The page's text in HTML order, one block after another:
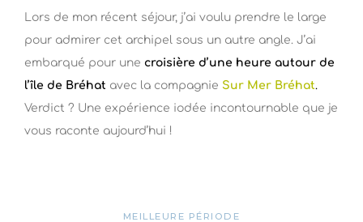
Lors de mon récent séjour, j’ai voulu prendre le large
pour admirer cet archipel sous un autre angle. J’ai
embarqué pour une croisière d’une heure autour de
l’île de Bréhat avec la compagnie Sur Mer Bréhat.
Verdict ? Une expérience iodée incontournable que je
vous raconte aujourd’hui !
MEILLEURE PÉRIODE